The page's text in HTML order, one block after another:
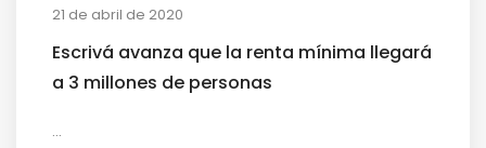
21 de abril de 2020
Escrivá avanza que la renta mínima llegará
a 3 millones de personas
...